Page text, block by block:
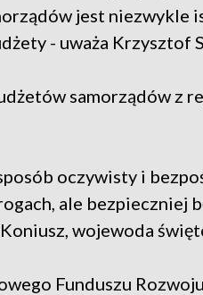
jest niezwykle
- uważa Krzysztof
samorządów z
oczywisty i
ale bezpieczniej
wojewoda
Funduszu